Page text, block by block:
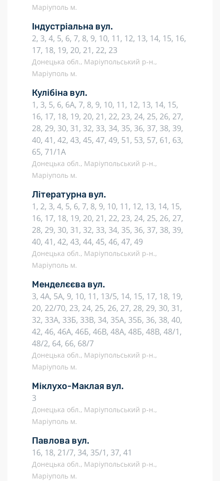
Маріуполь м.
Індустріальна вул.
2, 3, 4, 5, 6, 7, 8, 9, 10, 11, 12, 13, 14, 15, 16,
17, 18, 19, 20, 21, 22, 23
Донецька обл., Маріупольський р-н.,
Маріуполь м.
Кулібіна вул.
1, 3, 5, 6, 6А, 7, 8, 9, 10, 11, 12, 13, 14, 15,
16, 17, 18, 19, 20, 21, 22, 23, 24, 25, 26, 27,
28, 29, 30, 31, 32, 33, 34, 35, 36, 37, 38, 39,
40, 41, 42, 43, 45, 47, 49, 51, 53, 57, 61, 63,
65, 71/1А
Донецька обл., Маріупольський р-н.,
Маріуполь м.
Літературна вул.
1, 2, 3, 4, 5, 6, 7, 8, 9, 10, 11, 12, 13, 14, 15,
16, 17, 18, 19, 20, 21, 22, 23, 24, 25, 26, 27,
28, 29, 30, 31, 32, 33, 34, 35, 36, 37, 38, 39,
40, 41, 42, 43, 44, 45, 46, 47, 49
Донецька обл., Маріупольський р-н.,
Маріуполь м.
Менделєєва вул.
3, 4А, 5А, 9, 10, 11, 13/5, 14, 15, 17, 18, 19,
20, 22/70, 23, 24, 25, 26, 27, 28, 29, 30, 31,
32, 33А, 33Б, 33В, 34, 35А, 35Б, 36, 38, 40,
42, 46, 46А, 46Б, 46В, 48А, 48Б, 48В, 48/1,
48/2, 64, 66, 68/7
Донецька обл., Маріупольський р-н.,
Маріуполь м.
Міклухо-Маклая вул.
3
Донецька обл., Маріупольський р-н.,
Маріуполь м.
Павлова вул.
16, 18, 21/7, 34, 35/1, 37, 41
Донецька обл., Маріупольський р-н.,
Маріуполь м.